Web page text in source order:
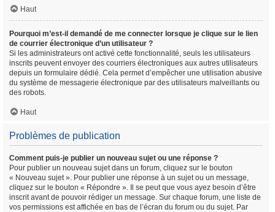
Haut
Pourquoi m’est-il demandé de me connecter lorsque je clique sur le lien
de courrier électronique d’un utilisateur ?
Si les administrateurs ont activé cette fonctionnalité, seuls les utilisateurs
inscrits peuvent envoyer des courriers électroniques aux autres utilisateurs
depuis un formulaire dédié. Cela permet d’empêcher une utilisation abusive
du système de messagerie électronique par des utilisateurs malveillants ou
des robots.
Haut
Problèmes de publication
Comment puis-je publier un nouveau sujet ou une réponse ?
Pour publier un nouveau sujet dans un forum, cliquez sur le bouton
« Nouveau sujet ». Pour publier une réponse à un sujet ou un message,
cliquez sur le bouton « Répondre ». Il se peut que vous ayez besoin d’être
inscrit avant de pouvoir rédiger un message. Sur chaque forum, une liste de
vos permissions est affichée en bas de l’écran du forum ou du sujet. Par